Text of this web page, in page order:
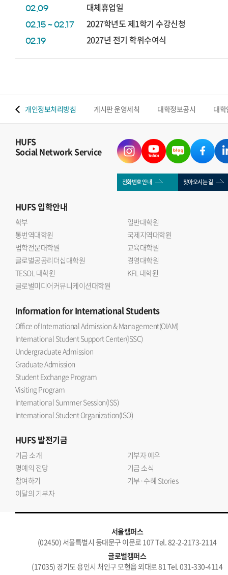
02.09 대체휴업일
02.15 ~ 02.17 2027학년도 제1학기 수강신청
02.19 2027년 전기 학위수여식
개인정보처리방침 게시판 운영세칙 대학정보공시 대
HUFS
Social Network Service
전화번호 안내 찾아오시는 길
HUFS입학안내
학부
일반대학원
통번역대학원
국제지역대학원
법학전문대학원
교육대학원
글로벌공공리더십대학원
경영대학원
TESOL 대학원
KFL 대학원
글로벌미디어커뮤니케이션대학원
Informationfor International Students
Office of International Admission & Management(OIAM)
International Student Support Center(ISSC)
Undergraduate Admission
Graduate Admission
Student Exchange Program
Visiting Program
International Summer Session(ISS)
International Student Organization(ISO)
HUFS발전기금
기금 소개
기부자 예우
명예의 전당
기금 소식
참여하기
기부·수혜 Stories
이달의 기부자
서울캠퍼스
(02450) 서울특별시 동대문구 이문로 107 Tel. 82-2-2173-2114
글로벌캠퍼스
(17035) 경기도 용인시 처인구 모현읍 외대로 81 Tel. 031-330-4114